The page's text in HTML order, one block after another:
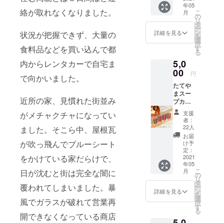
絡が取れなくなりました。
状況が把握できず、大量の
食料品などを買い込んで都
内からレンタカーで自宅ま
で向かいました。
近所の家、見慣れた街並み
がメチャクチャになってい
ました。そこら中、屋根瓦
が吹っ飛んでブルーシート
をかけている家だらけで、
日が沈むと街は完全な闇に
覆われてしまいました。暴
風でガラスが破れて営業再
開できなくなっている商店
です。
カップ
の上に
ドリッ
その上
からお
ぐだけ♪
オフィ
スやご
自宅な
どで、
ほっと
一息、
館山発
のコー
ヒーに
癒され
ません
意）写
真はイ
566−5
）オリ
ジナル
FRIEND
basic
socks
」。
【参考
URL】
https://
www.pl
ush-
awacaf
e.com/p
roduct-
page/xx
xxxxx-
2 綿よ
りも吸
澤から
のお礼
のお手
紙を送
ります
ハンカ
鮮やか
な全１
８色の
中か
ら、ど
んな色
が届く
かは着
いてか
らのお
楽し
み！ ラ
ンチョ
ンマッ
トなど
にも活
用いた
年05
月
詳細を見る
こ
の
リ
タ
ー
ン
を
選
択
す
る
5,0
00 円
たてや
まスー
プカ
レー冷
凍パッ
ク レ
ギュ
ラー１
パック
＋肉大
盛り１
パック
セット
（甘口
か辛
口）と
者・梅
支援
者：
22人
お届
け予
定：
2021
年05
月
詳細を見る
こ
の
リ
タ
ー
ン
を
選
択
す
る